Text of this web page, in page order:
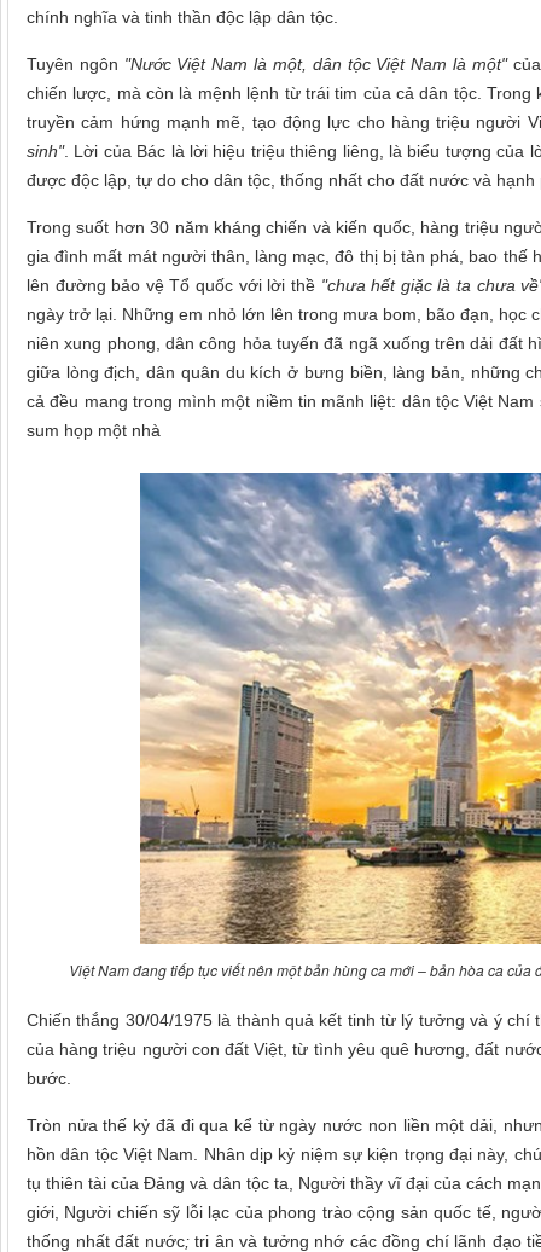
chính nghĩa và tinh thần độc lập dân tộc.
Tuyên ngôn "Nước Việt Nam là một, dân tộc Việt Nam là một"của
chiến lược, mà còn là mệnh lệnh từ trái tim của cả dân tộc.
truyền cảm hứng mạnh mẽ, tạo động lực cho hàng triệu người
sinh". Lời của Bác là lời hiệu triệu thiêng liêng, là biểu tượng của
được độc lập, tự do cho dân tộc, thống nhất cho đất nước và
Trong suốt hơn 30 năm kháng chiến và kiến quốc, hàng triệu
gia đình mất mát người thân, làng mạc, đô thị bị tàn phá, bao
lên đường bảo vệ Tổ quốc với lời thề "chưa hết giặc là ta chưa
ngày trở lại. Những em nhỏ lớn lên trong mưa bom, bão đạn,
niên xung phong, dân công hỏa tuyến đã ngã xuống trên dải đất
giữa lòng địch, dân quân du kích ở bưng biền, làng bản, những
cả đều mang trong mình một niềm tin mãnh liệt: dân tộc Việt
sum họp một nhà
Việt Nam đang tiếp tục viết nên một bản hùng ca mới – bản hòa ca
Chiến thắng 30/04/1975 là thành quả kết tinh từ lý tưởng và ý
của hàng triệu người con đất Việt, từ tình yêu quê hương, đất
bước.
Tròn nửa thế kỷ đã đi qua kể từ ngày nước non liền một dải,
hồn dân tộc Việt Nam. Nhân dịp kỷ niệm sự kiện trọng đại này,
tụ thiên tài của Đảng và dân tộc ta, Người thầy vĩ đại của cách
giới, Người chiến sỹ lỗi lạc của phong trào cộng sản quốc tế,
thống nhất đất nước;tri ân và tưởng nhớ các đồng chí lãnh đạo